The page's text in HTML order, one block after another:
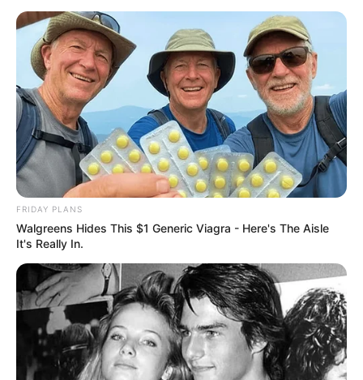
ดูโหงวเฮ้ง จากรูปทรงของหน้าอก
อกห่างกัน
ทรวงอกที่เต้าไม่ชิดกัน บอกถึงความเป็นคนช่างใส่ใจคนอื่น
ดวงชะตาวาสนาดี จะมีคู่ดี และมีลูกที่ดีดั่งใจ
อกมีไฝหรือปาน
ถ้ามีไฝบริเวณเต้านมถือว่าดี ชีวิตจะมั่งมีศรีสุข จะได้คู่ดี
และสุขสบายยิ่งขึ้นเมื่อมีลูกมีสามีแล้ว
อกกลมเล็ก
FRIDAY PLANS
Walgreens Hides This $1 Generic Viagra - Here's The Aisle
It's Really In.